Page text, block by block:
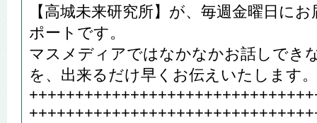
【高城未来研究所】が、毎週金曜日に
ポートです。
マスメディアではなかなかお話しでき
を、出来るだけ早くお伝えいたします。